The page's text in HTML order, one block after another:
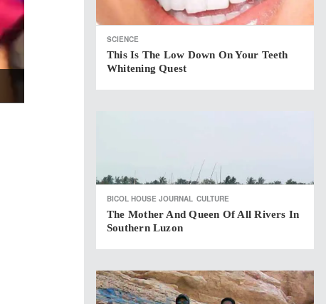
SCIENCE
This Is The Low Down On Your Teeth
Whitening Quest
BICOL HOUSE JOURNAL CULTURE
The Mother And Queen Of All Rivers In
Southern Luzon